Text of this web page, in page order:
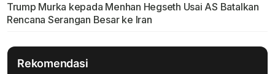
Trump Murka kepada Menhan Hegseth Usai AS Batalkan
Rencana Serangan Besar ke Iran
Rekomendasi